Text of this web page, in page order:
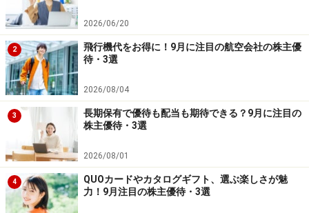
ベスト電器 WEB
ベスト電器<8175> は、福岡市博多区に本社がある家電
量販店です。全国展開しましたが、経営悪化し現在はヤ
マダ電機の傘下企業です。
■株式データ
株価 141円
売買単位 100株
予想PER（連）9.59倍
2026/06/20
2
飛行機代をお得に！9月に注目の航空会社の株主優
待・3選
2026/08/04
3
長期保有で優待も配当も期待できる？9月に注目の
株主優待・3選
2026/08/01
4
QUOカードやカタログギフト、選ぶ楽しさが魅
力！9月注目の株主優待・3選